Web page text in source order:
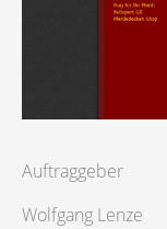
Auftraggeber
Wolfgang Lenze